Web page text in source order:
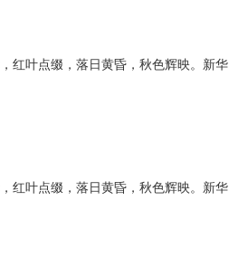
红叶点缀，落日黄昏，秋色辉映。新华
红叶点缀，落日黄昏，秋色辉映。新华